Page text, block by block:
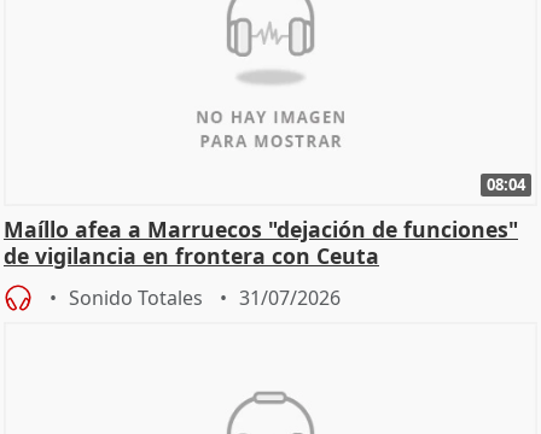
08:04
Maíllo afea a Marruecos "dejación de funciones"
de vigilancia en frontera con Ceuta
Sonido Totales 31/07/2026